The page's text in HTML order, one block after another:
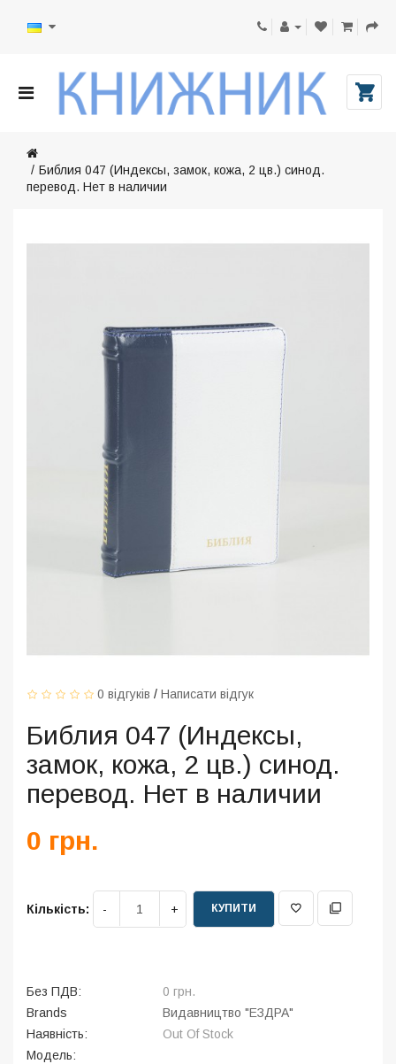
Библия 047 (Индексы, замок, кожа, 2 цв.) синод.
перевод. Нет в наличии
0 відгуків / Написати відгук
Библия 047 (Индексы,
замок, кожа, 2 цв.) синод.
перевод. Нет в наличии
0 грн.
Кількість: КУПИТИ
Без ПДВ:
0 грн.
Brands
Видавництво "ЕЗДРА"
Наявність:
Out Of Stock
Модель: